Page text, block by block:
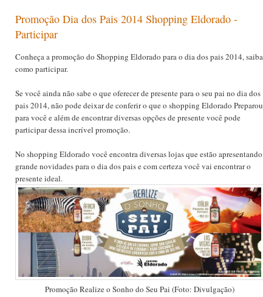
Promoção Dia dos Pais 2014 Shopping Eldorado -
Participar
Conheça a promoção do Shopping Eldorado para o dia dos pais 2014, saiba
como participar.
Se você ainda não sabe o que oferecer de presente para o seu pai no dia dos
pais 2014, não pode deixar de conferir o que o shopping Eldorado Preparou
para você e além de encontrar diversas opções de presente você pode
participar dessa incrível promoção.
No shopping Eldorado você encontra diversas lojas que estão apresentando
grande novidades para o dia dos pais e com certeza você vai encontrar o
presente ideal.
Promoção Realize o Sonho do Seu Pai (Foto: Divulgação)